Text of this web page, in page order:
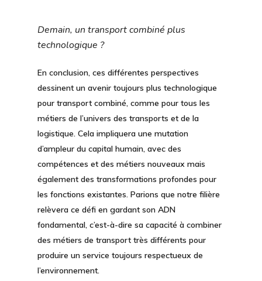
Demain, un transport combiné plus
technologique ?
En conclusion, ces différentes perspectives
dessinent un avenir toujours plus technologique
pour transport combiné, comme pour tous les
métiers de l’univers des transports et de la
logistique. Cela impliquera une mutation
d’ampleur du capital humain, avec des
compétences et des métiers nouveaux mais
également des transformations profondes pour
les fonctions existantes. Parions que notre filière
relèvera ce défi en gardant son ADN
fondamental, c’est-à-dire sa capacité à combiner
des métiers de transport très différents pour
produire un service toujours respectueux de
l’environnement.